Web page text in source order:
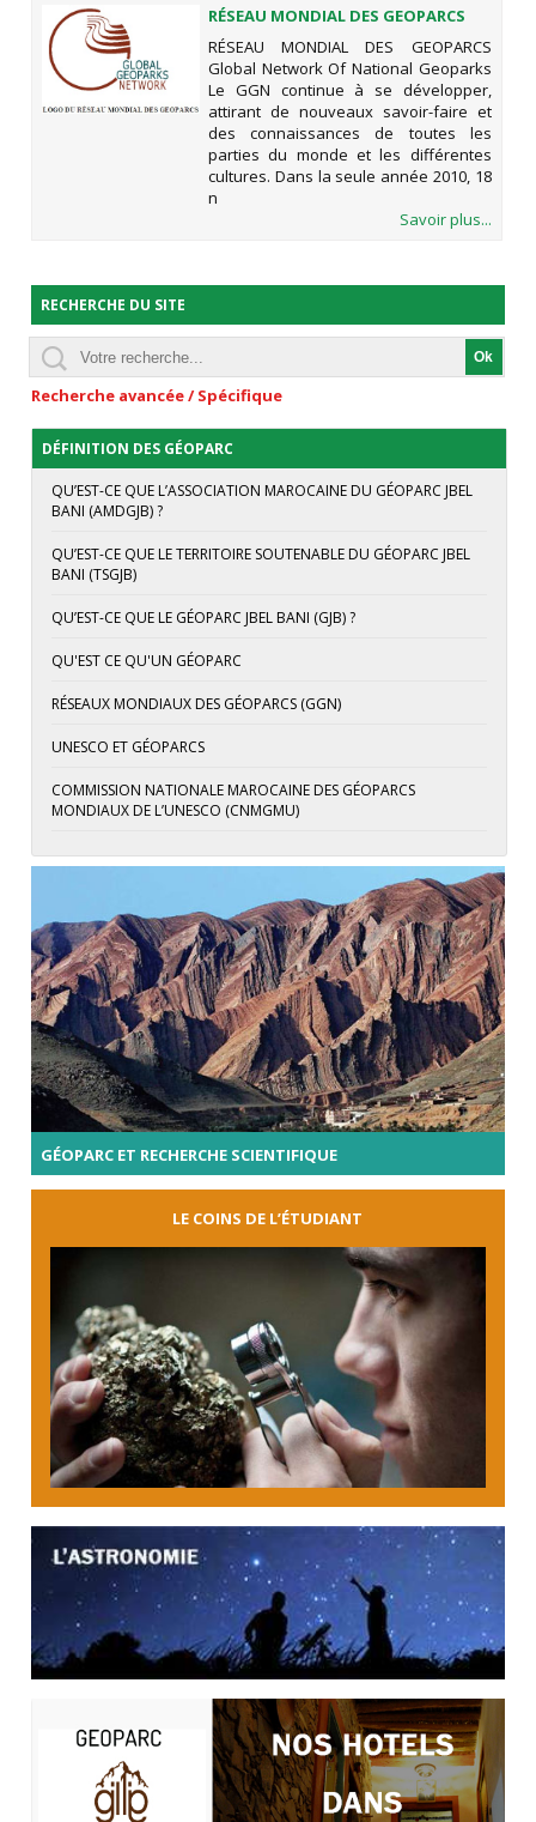
RÉSEAU MONDIAL DES GEOPARCS
GLOBAL NETWORK OF NATIONAL
GEOPARKS
RÉSEAU MONDIAL DES GEOPARCS
Global Network Of National Geoparks
Le GGN continue à se développer,
attirant de nouveaux savoir-faire et
des connaissances de toutes les
parties du monde et les différentes
cultures. Dans la seule année 2010, 18
n
Savoir plus...
RECHERCHE DU SITE
Recherche avancée / Spécifique
DÉFINITION DES GÉOPARC
QU’EST-CE QUE L’ASSOCIATION MAROCAINE DU GÉOPARC JBEL
BANI (AMDGJB) ?
QU’EST-CE QUE LE TERRITOIRE SOUTENABLE DU GÉOPARC JBEL
BANI (TSGJB)
QU’EST-CE QUE LE GÉOPARC JBEL BANI (GJB) ?
QU'EST CE QU'UN GÉOPARC
RÉSEAUX MONDIAUX DES GÉOPARCS (GGN)
UNESCO ET GÉOPARCS
COMMISSION NATIONALE MAROCAINE DES GÉOPARCS
MONDIAUX DE L’UNESCO (CNMGMU)
GÉOPARC ET RECHERCHE SCIENTIFIQUE
LE COINS DE L’ÉTUDIANT